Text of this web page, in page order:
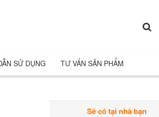
SỬ DỤNG TƯ VẤN SẢN PHẨM
Sẽ có tại nhà bạn